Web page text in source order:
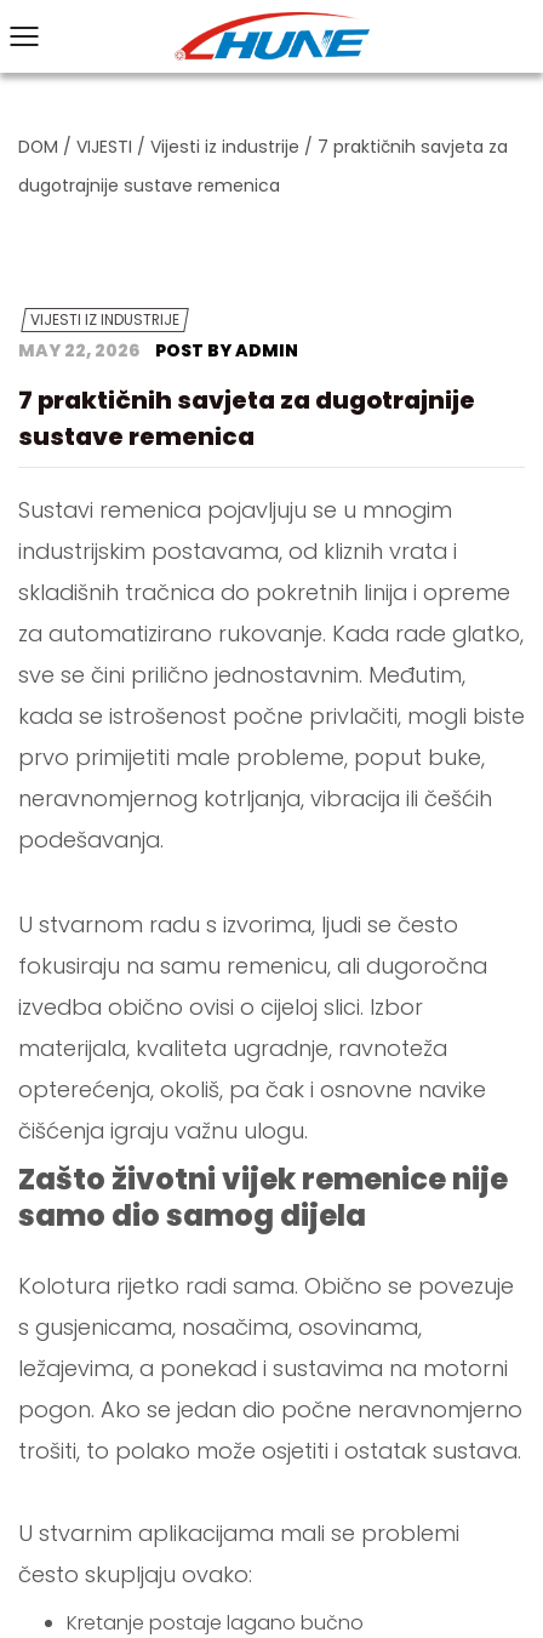
DOM / VIJESTI / Vijesti iz industrije / 7 praktičnih savjeta za
dugotrajnije sustave remenica
VIJESTI IZ INDUSTRIJE
MAY 22, 2026 POST BY ADMIN
7 praktičnih savjeta za dugotrajnije
sustave remenica
Sustavi remenica pojavljuju se u mnogim
industrijskim postavama, od kliznih vrata i
skladišnih tračnica do pokretnih linija i opreme
za automatizirano rukovanje. Kada rade glatko,
sve se čini prilično jednostavnim. Međutim,
kada se istrošenost počne privlačiti, mogli biste
prvo primijetiti male probleme, poput buke,
neravnomjernog kotrljanja, vibracija ili češćih
podešavanja.
U stvarnom radu s izvorima, ljudi se često
fokusiraju na samu remenicu, ali dugoročna
izvedba obično ovisi o cijeloj slici. Izbor
materijala, kvaliteta ugradnje, ravnoteža
opterećenja, okoliš, pa čak i osnovne navike
čišćenja igraju važnu ulogu.
Zašto životni vijek remenice nije
samo dio samog dijela
Kolotura rijetko radi sama. Obično se povezuje
s gusjenicama, nosačima, osovinama,
ležajevima, a ponekad i sustavima na motorni
pogon. Ako se jedan dio počne neravnomjerno
trošiti, to polako može osjetiti i ostatak sustava.
U stvarnim aplikacijama mali se problemi
često skupljaju ovako:
Kretanje postaje lagano bučno